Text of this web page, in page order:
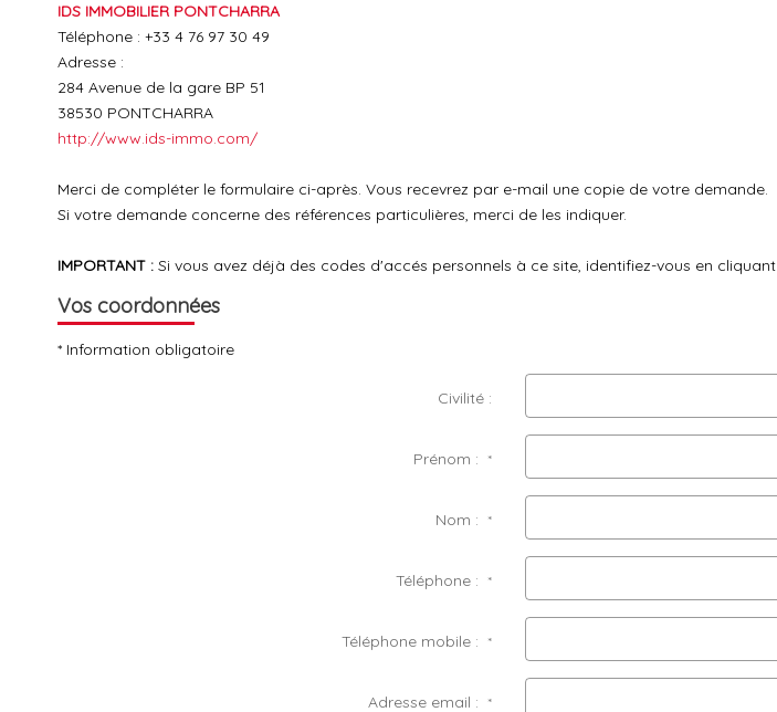
IDS IMMOBILIER PONTCHARRA
Téléphone : +33 4 76 97 30 49
Adresse :
284 Avenue de la gare BP 51
38530 PONTCHARRA
http://www.ids-immo.com/
Merci de compléter le formulaire ci-après. Vous recevrez par e-mail une copie de votre demande.
Si votre demande concerne des références particulières, merci de les indiquer.
IMPORTANT : Si vous avez déjà des codes d'accés personnels à ce site, identifiez-vous en cliquant
Vos coordonnées
* Information obligatoire
Civilité :
Prénom : *
Nom : *
Téléphone : *
Téléphone mobile : *
Adresse email : *